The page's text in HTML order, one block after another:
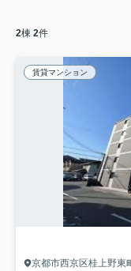
2棟 2件
賃貸マンション
京都市西京区桂上野東